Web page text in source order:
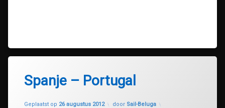
Spanje – Portugal
Geplaatst op 26 augustus 2012
Geüpdatet op
door Sail-Beluga